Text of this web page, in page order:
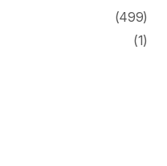
(499)
(1)